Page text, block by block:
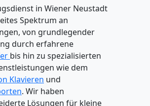
in Wiener Neustadt
Spektrum an
von grundlegender
durch erfahrene
bis hin zu spezialisierten
wie dem
Klavieren und
. Wir haben
Lösungen für kleine